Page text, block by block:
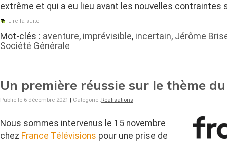
extrême et qui a eu lieu avant les nouvelles contraintes
Lire la suite
Mot-clés : aventure, imprévisible, incertain, Jérôme
Société Générale
Un première réussie sur le thème
Publié le 6 décembre 2021 Catégorie : Réalisations
Nous sommes intervenus le 15 novembre
chez France Télévisions pour une prise de